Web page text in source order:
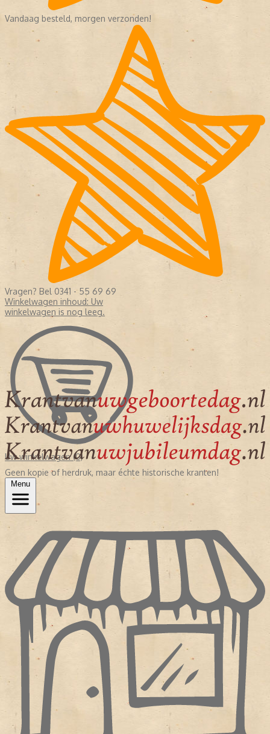
Vandaag besteld, morgen verzonden!
Vragen? Bel 0341 - 55 69 69
Winkelwagen inhoud: Uw
winkelwagen is nog leeg.
Uw winkelwagen (0)
Geen kopie of herdruk, maar échte historische kranten!
Menu